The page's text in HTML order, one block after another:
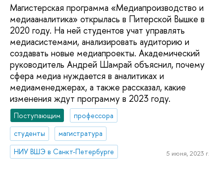
Магистерская программа «Медиапроизводство и
медиааналитика» открылась в Питерской Вышке в
2020 году. На ней студентов учат управлять
медиасистемами, анализировать аудиторию и
создавать новые медиапроекты. Академический
руководитель Андрей Шамрай объяснил, почему
сфера медиа нуждается в аналитиках и
медиаменеджерах, а также рассказал, какие
изменения ждут программу в 2023 году.
Поступающим
профессора
студенты
магистратура
НИУ ВШЭ в Санкт-Петербурге
5 июня, 2023 г.